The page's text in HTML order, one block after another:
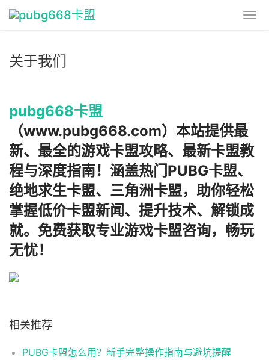
关于我们
pubg668卡盟
（www.pubg668.com）本站提供最
新、最全的游戏卡盟攻略、最新卡盟教
程与深度指南！涵盖热门PUBG卡盟、
绝地求生卡盟、三角洲卡盟，助你轻松
掌握低价卡盟新闻、提升技术、解锁成
就。免费获取专业游戏卡盟咨询，畅玩
无忧！
相关推荐
PUBG卡盟怎么用？新手完整操作指南与避坑提醒